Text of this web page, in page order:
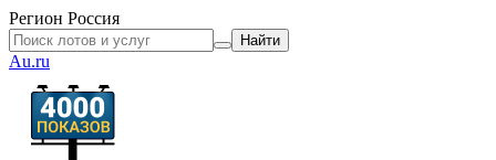
Регион Россия
Найти
Au.ru